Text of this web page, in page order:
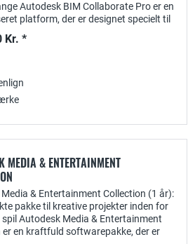
Autodesk BIM Collaborate Pro er en
platform, der er designet specielt til
Kr. *
MEDIA & ENTERTAINMENT
& Entertainment Collection (1 år):
pakke til kreative projekter inden for
Autodesk Media & Entertainment
er en kraftfuld softwarepakke, der er